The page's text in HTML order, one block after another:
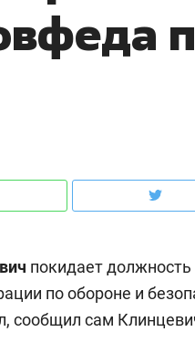
покидает
по обороне и
сообщил сам
аксакалов и
клиентах и
Рекомендуем